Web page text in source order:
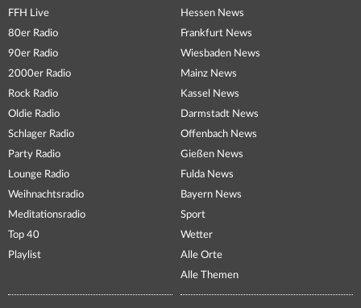
FFH Live
80er Radio
90er Radio
2000er Radio
Rock Radio
Oldie Radio
Schlager Radio
Party Radio
Lounge Radio
Weihnachtsradio
Meditationsradio
Top 40
Playlist
Hessen News
Frankfurt News
Wiesbaden News
Mainz News
Kassel News
Darmstadt News
Offenbach News
Gießen News
Fulda News
Bayern News
Sport
Wetter
Alle Orte
Alle Themen